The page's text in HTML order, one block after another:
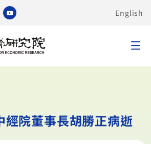
English
經院董事長胡勝正病逝